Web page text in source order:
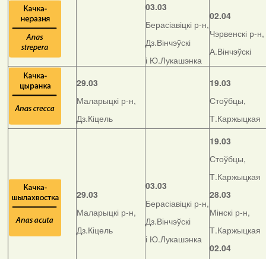
03.03
Берасіавіцкі р-н,
Дз.Вінчэўскі
і Ю.Лукашэнка
02.04
Чэрвенскі р-н,
А.Вінчэўскі
29.03
Маларыцкі р-н,
Дз.Кіцель
19.03
Стоўбцы,
Т.Каржыцкая
29.03
Маларыцкі р-н,
Дз.Кіцель
03.03
Берасіавіцкі р-н,
Дз.Вінчэўскі
і Ю.Лукашэнка
19.03
Стоўбцы,
Т.Каржыцкая
28.03
Мінскі р-н,
Т.Каржыцкая
02.04